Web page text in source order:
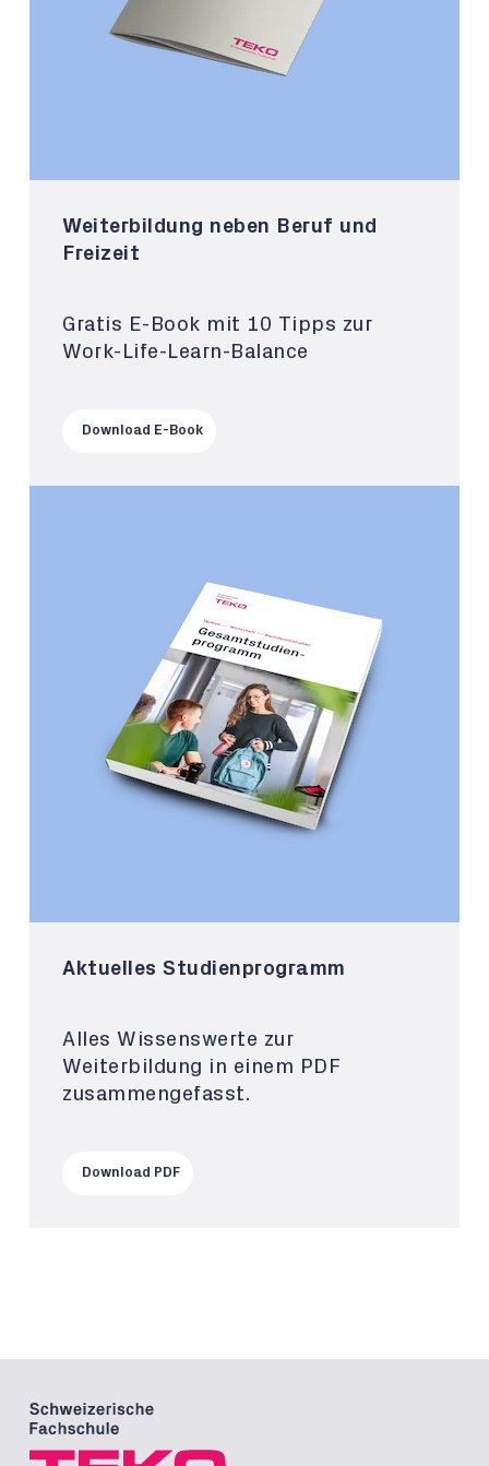
Weiterbildung neben Beruf und
Freizeit
Gratis E-Book mit 10 Tipps zur
Work-Life-Learn-Balance
Download E-Book
Aktuelles Studienprogramm
Alles Wissenswerte zur
Weiterbildung in einem PDF
zusammengefasst.
Download PDF